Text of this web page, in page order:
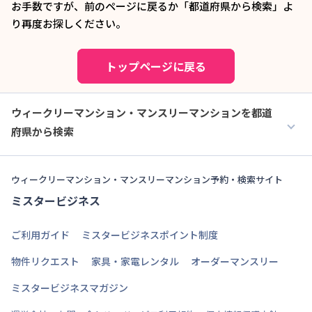
お手数ですが、前のページに戻るか「都道府県から検索」よ
り再度お探しください。
トップページに戻る
ウィークリーマンション・マンスリーマンションを都道
府県から検索
ウィークリーマンション・マンスリーマンション予約・検索サイト
ミスタービジネス
ご利用ガイド
ミスタービジネスポイント制度
物件リクエスト
家具・家電レンタル
オーダーマンスリー
ミスタービジネスマガジン